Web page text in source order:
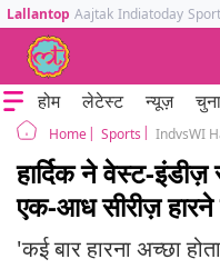
Lallantop Aajtak Indiatoday
होम लेटेस्ट न्यूज़
Home Sports
हार्दिक ने वेस्ट-
एक-आध सीरीज़
'कई बार हारना अच्छा